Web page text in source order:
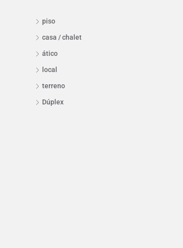
piso
casa / chalet
ático
local
terreno
Dúplex